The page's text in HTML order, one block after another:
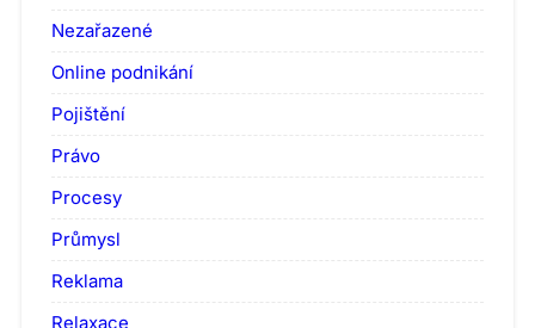
Nezařazené
Online podnikání
Pojištění
Právo
Procesy
Průmysl
Reklama
Relaxace